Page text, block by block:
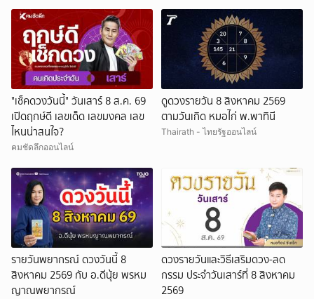
"เช็คดวงวันนี้" วันเสาร์ 8 ส.ค. 69
เปิดฤกษ์ดี เลขเด็ด เลขมงคล เลข
ไหนน่าสนใจ?
คมชัดลึกออนไลน์
ดูดวงรายวัน 8 สิงหาคม 2569
ตามวันเกิด หมอไก่ พ.พาทินี
Thairath - ไทยรัฐออนไลน์
รายวันพยากรณ์ ดวงวันนี้ 8
สิงหาคม 2569 กับ อ.ดีนุ้ย พรหม
ญาณพยากรณ์
ดวงรายวันและวิธีเสริมดวง-ลด
กรรม ประจำวันเสาร์ที่ 8 สิงหาคม
2569